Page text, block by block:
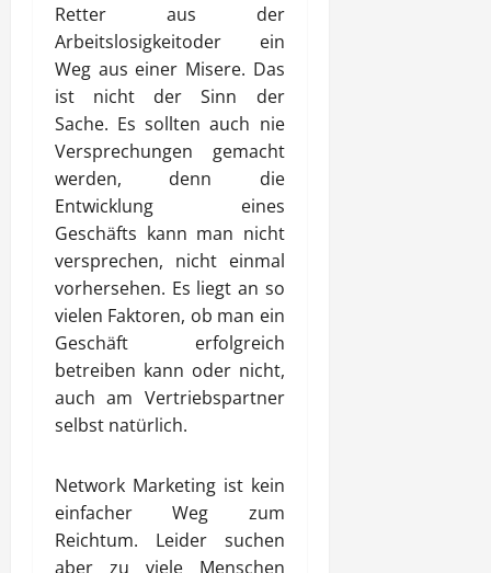
Retter aus der
Arbeitslosigkeitoder ein
Weg aus einer Misere. Das
ist nicht der Sinn der
Sache. Es sollten auch nie
Versprechungen gemacht
werden, denn die
Entwicklung eines
Geschäfts kann man nicht
versprechen, nicht einmal
vorhersehen. Es liegt an so
vielen Faktoren, ob man ein
Geschäft erfolgreich
betreiben kann oder nicht,
auch am Vertriebspartner
selbst natürlich.
Network Marketing ist kein
einfacher Weg zum
Reichtum. Leider suchen
aber zu viele Menschen